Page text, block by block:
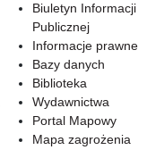
Biuletyn Informacji
Publicznej
Informacje prawne
Bazy danych
Biblioteka
Wydawnictwa
Portal Mapowy
Mapa zagrożenia